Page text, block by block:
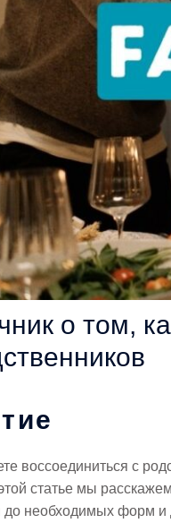
о том,
воссоединиться с
статье мы
до необходимых форм и